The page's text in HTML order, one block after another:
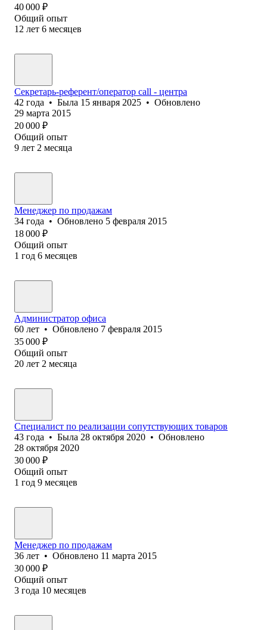
40 000 ₽
Общий опыт
12 лет 6 месяцев
Секретарь-референт/оператор call - центра
42 года • Была 15 января 2025 • Обновлено
29 марта 2015
20 000 ₽
Общий опыт
9 лет 2 месяца
Менеджер по продажам
34 года • Обновлено 5 февраля 2015
18 000 ₽
Общий опыт
1 год 6 месяцев
Администратор офиса
60 лет • Обновлено 7 февраля 2015
35 000 ₽
Общий опыт
20 лет 2 месяца
Специалист по реализации сопутствующих товаров
43 года • Была 28 октября 2020 • Обновлено
28 октября 2020
30 000 ₽
Общий опыт
1 год 9 месяцев
Менеджер по продажам
36 лет • Обновлено 11 марта 2015
30 000 ₽
Общий опыт
3 года 10 месяцев